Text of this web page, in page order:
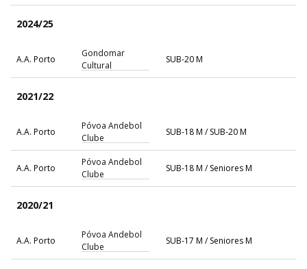
2024/25
A.A. Porto
Gondomar
Cultural
SUB-20 M
2021/22
A.A. Porto
Póvoa Andebol
Clube
SUB-18 M / SUB-20 M
A.A. Porto
Póvoa Andebol
Clube
SUB-18 M / Seniores M
2020/21
A.A. Porto
Póvoa Andebol
Clube
SUB-17 M / Seniores M